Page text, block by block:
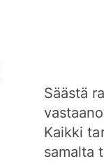
Säästä
Kaikki
samalta